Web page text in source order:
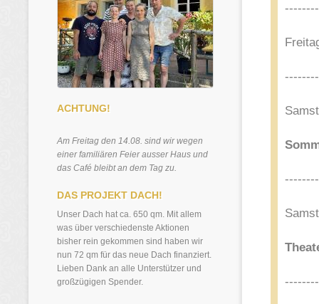
ACHTUNG!
Am Freitag den 14.08. sind wir wegen
einer familiären Feier ausser Haus und
das Café bleibt an dem Tag zu.
DAS PROJEKT DACH!
Unser Dach hat ca. 650 qm. Mit allem
was über verschiedenste Aktionen
bisher rein gekommen sind haben wir
nun 72 qm für das neue Dach finanziert.
Lieben Dank an alle Unterstützer und
großzügigen Spender.